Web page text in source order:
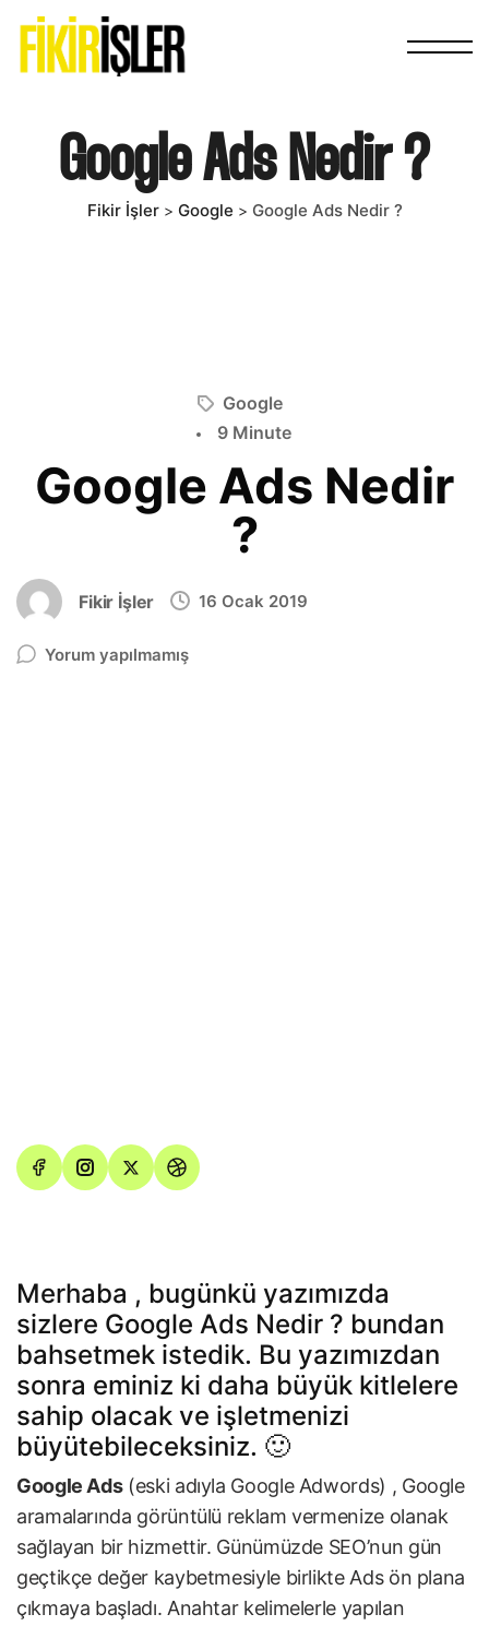
Google Ads Nedir ?
Fikir İşler> Google > Google Ads Nedir ?
Google
9 Minute
Google Ads Nedir
?
Fikir İşler 16 Ocak 2019
Yorum yapılmamış
Merhaba , bugünkü yazımızda
sizlere Google Ads Nedir ? bundan
bahsetmek istedik. Bu yazımızdan
sonra eminiz ki daha büyük kitlelere
sahip olacak ve işletmenizi
büyütebileceksiniz. 🙂
Google Ads(eski adıyla Google Adwords) , Google
aramalarında görüntülü reklam vermenize olanak
sağlayan bir hizmettir. Günümüzde SEO’nun gün
geçtikçe değer kaybetmesiyle birlikte Ads ön plana
çıkmaya başladı. Anahtar kelimelerle yapılan